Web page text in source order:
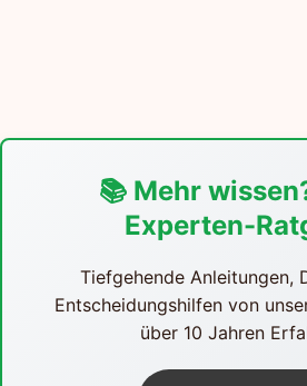
📚 Mehr
Experten-
Tiefgehende Anleitungen,
Entscheidungshilfen von
über 10 Jahren